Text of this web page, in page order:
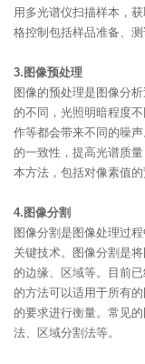
用多光谱仪扫描样本，
格控制包括样品准备、测
3.图像预处理
图像的预处理是图像分
的不同，光照明暗程度
作等都会带来不同的噪
的一致性，提高光谱质
本方法，包括对像素值的
4.图像分割
图像分割是图像处理过
关键技术。图像分割是
的边缘、区域等。目前
的方法可以适用于所有
的要求进行衡量。常见
法、区域分割法等。